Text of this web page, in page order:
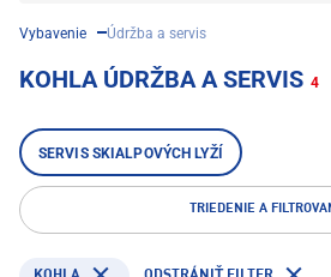
Vybavenie Údržba a servis
KOHLA ÚDRŽBA A SERVIS 4
SERVIS SKIALPOVÝCH LYŽÍ
TRIEDENIE A